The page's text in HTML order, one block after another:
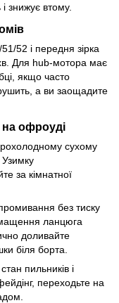
знижує втому.
52 і передня зірка
Для hub-мотора має
якщо часто
а ви заощадите
на офроуді
сухому
за кімнатної
без тиску
ланцюга
доливайте
біля борта.
пильників і
переходьте на